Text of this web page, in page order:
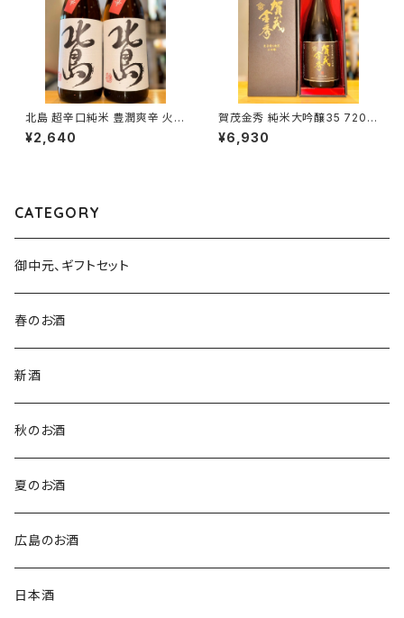
北島 超辛口純米 豊潤爽辛 火入
1800ml１本（北島酒造・滋賀県
湖南市針）
¥2,640
賀茂金秀 純米大吟醸35 720m
l１本（金光酒造・広島県東広島
市黒瀬町）
¥6,930
CATEGORY
御中元、ギフトセット
春のお酒
新酒
秋のお酒
夏のお酒
広島のお酒
日本酒